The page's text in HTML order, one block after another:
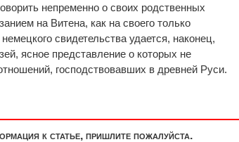
непременно о своих родственных
на Витена, как на своего только
свидетельства удается, наконец,
ясное представление о которых не
господствовавших в древней Руси.
к статье, пришлите пожалуйста.